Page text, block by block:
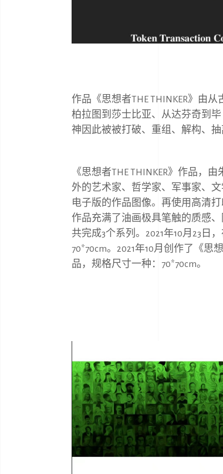
作品《思想者THE THINKER》由从
柏拉图到莎⼠⽐亚、从达芬奇到
神因此被被打破、重组、解构、
《思想者THE THINKER》作品，由
外的艺术家、哲学家、军事家、
电⼦版的作品图像。再使⽤⾼清
作品充满了油画极具笔触的质感
共完成3个系列。 2021年10⽉ 23 ⽇
70*70cm。 2021年10⽉创作了《思
品，规格尺⼨⼀种： 70*70cm。